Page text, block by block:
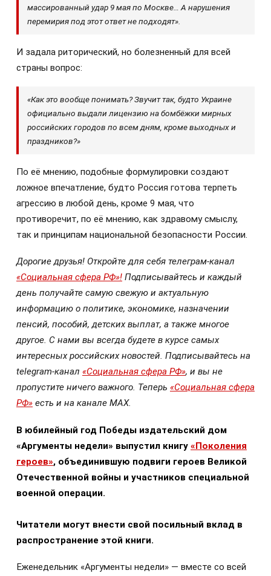
массированный удар 9 мая по Москве… А нарушения
перемирия под этот ответ не подходят».
И задала риторический, но болезненный для всей
страны вопрос:
«Как это вообще понимать? Звучит так, будто Украине
официально выдали лицензию на бомбёжки мирных
российских городов по всем дням, кроме выходных и
праздников?»
По её мнению, подобные формулировки создают
ложное впечатление, будто Россия готова терпеть
агрессию в любой день, кроме 9 мая, что
противоречит, по её мнению, как здравому смыслу,
так и принципам национальной безопасности России.
Дорогие друзья! Откройте для себя телеграм-канал
«Социальная сфера РФ»! Подписывайтесь и каждый
день получайте самую свежую и актуальную
информацию о политике, экономике, назначении
пенсий, пособий, детских выплат, а также многое
другое. С нами вы всегда будете в курсе самых
интересных российских новостей. Подписывайтесь на
telegram-канал «Социальная сфера РФ», и вы не
пропустите ничего важного. Теперь «Социальная сфера
РФ» есть и на канале МАХ.
В юбилейный год Победы издательский дом
«Аргументы недели» выпустил книгу «Поколения
героев», объединившую подвиги героев Великой
Отечественной войны и участников специальной
военной операции.
Читатели могут внести свой посильный вклад в
распространение этой книги.
Еженедельник «Аргументы недели» — вместе со всей